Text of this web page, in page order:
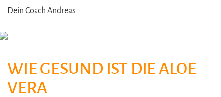
Dein Coach Andreas
WIE GESUND IST DIE ALOE
VERA